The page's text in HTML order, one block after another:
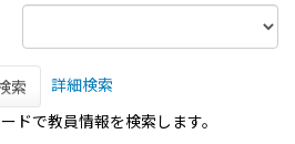
索
詳細検索
ドで教員情報を検索します。